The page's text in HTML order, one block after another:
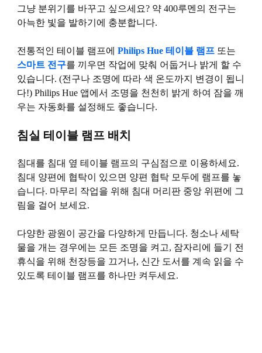
그냥 분위기를 바꾸고 싶으세요? 약 400루멘의 전구는
아늑한 빛을 발하기에 충분합니다.
전통적인 테이블 램프에 Philips Hue 테이블 램프또는
스마트 전구를 끼우면 작업에 맞춰 어둡거나 밝게 할 수
있습니다. (전구나 조명에 따라 색 온도까지 변경이 됩니
다!) Philips Hue 앱에서 조명을 천천히 밝게 하여 잠을 깨
우는 자동화를 설정해도 좋습니다.
침실 테이블 램프 배치
침대를 침대 옆 테이블 램프의 구심점으로 이용하세요.
침대 양편에 협탁이 있으면 양편 협탁 모두에 램프를 놓
습니다. 마무리 작업을 위해 침대 머리판 중앙 위편에 그
림을 걸어 보세요.
다양한 광원이 공간을 다양하게 만듭니다. 청소나 세탁
물을 개는 경우에는 모든 조명을 켜고, 잠자리에 들기 전
휴식을 위해 천장등을 끄거나, 신간 도서를 계속 읽을 수
있도록 테이블 램프를 하나만 켜두세요.